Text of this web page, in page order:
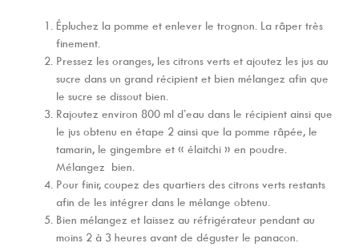
Épluchez la pomme et enlever le trognon. La râper très
finement.
Pressez les oranges, les citrons verts et ajoutez les jus au
sucre dans un grand récipient et bien mélangez afin que
le sucre se dissout bien.
Rajoutez environ 800 ml d’eau dans le récipient ainsi que
le jus obtenu en étape 2 ainsi que la pomme râpée, le
tamarin, le gingembre et « élaitchi » en poudre.
Mélangez bien.
Pour finir, coupez des quartiers des citrons verts restants
afin de les intégrer dans le mélange obtenu.
Bien mélangez et laissez au réfrigérateur pendant au
moins 2 à 3 heures avant de déguster le panacon.